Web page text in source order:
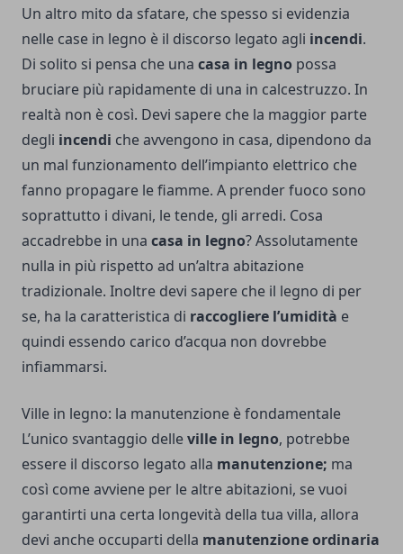
Un altro mito da sfatare, che spesso si evidenzia
nelle case in legno è il discorso legato agli incendi.
Di solito si pensa che una casa in legno possa
bruciare più rapidamente di una in calcestruzzo. In
realtà non è così. Devi sapere che la maggior parte
degli incendi che avvengono in casa, dipendono da
un mal funzionamento dell’impianto elettrico che
fanno propagare le fiamme. A prender fuoco sono
soprattutto i divani, le tende, gli arredi. Cosa
accadrebbe in una casa in legno? Assolutamente
nulla in più rispetto ad un’altra abitazione
tradizionale. Inoltre devi sapere che il legno di per
se, ha la caratteristica di raccogliere l’umidità e
quindi essendo carico d’acqua non dovrebbe
infiammarsi.
Ville in legno: la manutenzione è fondamentale
L’unico svantaggio delleville in legno, potrebbe
essere il discorso legato alla manutenzione; ma
così come avviene per le altre abitazioni, se vuoi
garantirti una certa longevità della tua villa, allora
devi anche occuparti della manutenzione ordinaria